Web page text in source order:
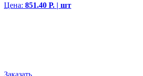
Цена: 851.40 Р. | шт